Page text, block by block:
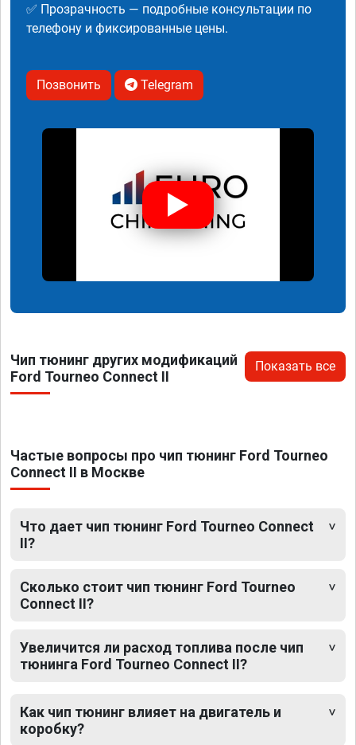
✅ Прозрачность — подробные консультации по
телефону и фиксированные цены.
Позвонить Telegram
Чип тюнинг других модификаций
Ford Tourneo Connect II
Показать все
Частые вопросы про чип тюнинг Ford Tourneo
Connect II в Москве
Что дает чип тюнинг Ford Tourneo Connect
II?
Сколько стоит чип тюнинг Ford Tourneo
Connect II?
Увеличится ли расход топлива после чип
тюнинга Ford Tourneo Connect II?
Как чип тюнинг влияет на двигатель и
коробку?